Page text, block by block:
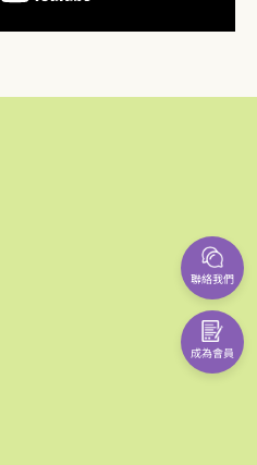
成為會員
聯絡我們